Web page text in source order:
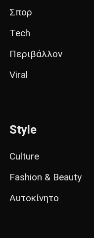
Σπορ
Tech
Περιβάλλον
Viral
Style
Culture
Fashion & Beauty
Αυτοκίνητο